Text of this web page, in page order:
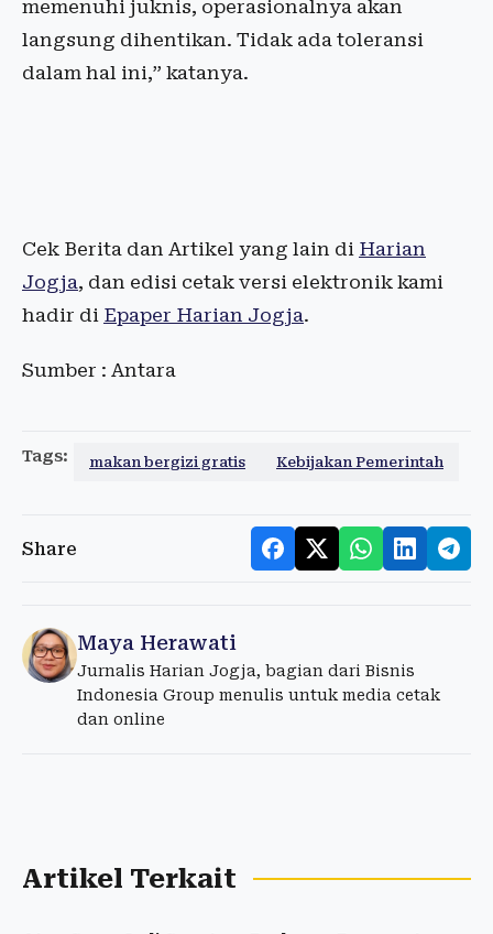
memenuhi juknis, operasionalnya akan
langsung dihentikan. Tidak ada toleransi
dalam hal ini,” katanya.
Cek Berita dan Artikel yang lain di Harian
Jogja, dan edisi cetak versi elektronik kami
hadir di Epaper Harian Jogja.
Sumber : Antara
Tags: makan bergizi gratis Kebijakan Pemerintah
Share
Maya Herawati
Jurnalis Harian Jogja, bagian dari Bisnis
Indonesia Group menulis untuk media cetak
dan online
Artikel Terkait